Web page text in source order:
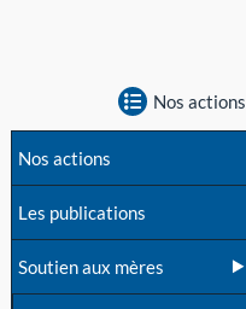
Nos actions
Nos actions
Les publications
Soutien aux mères